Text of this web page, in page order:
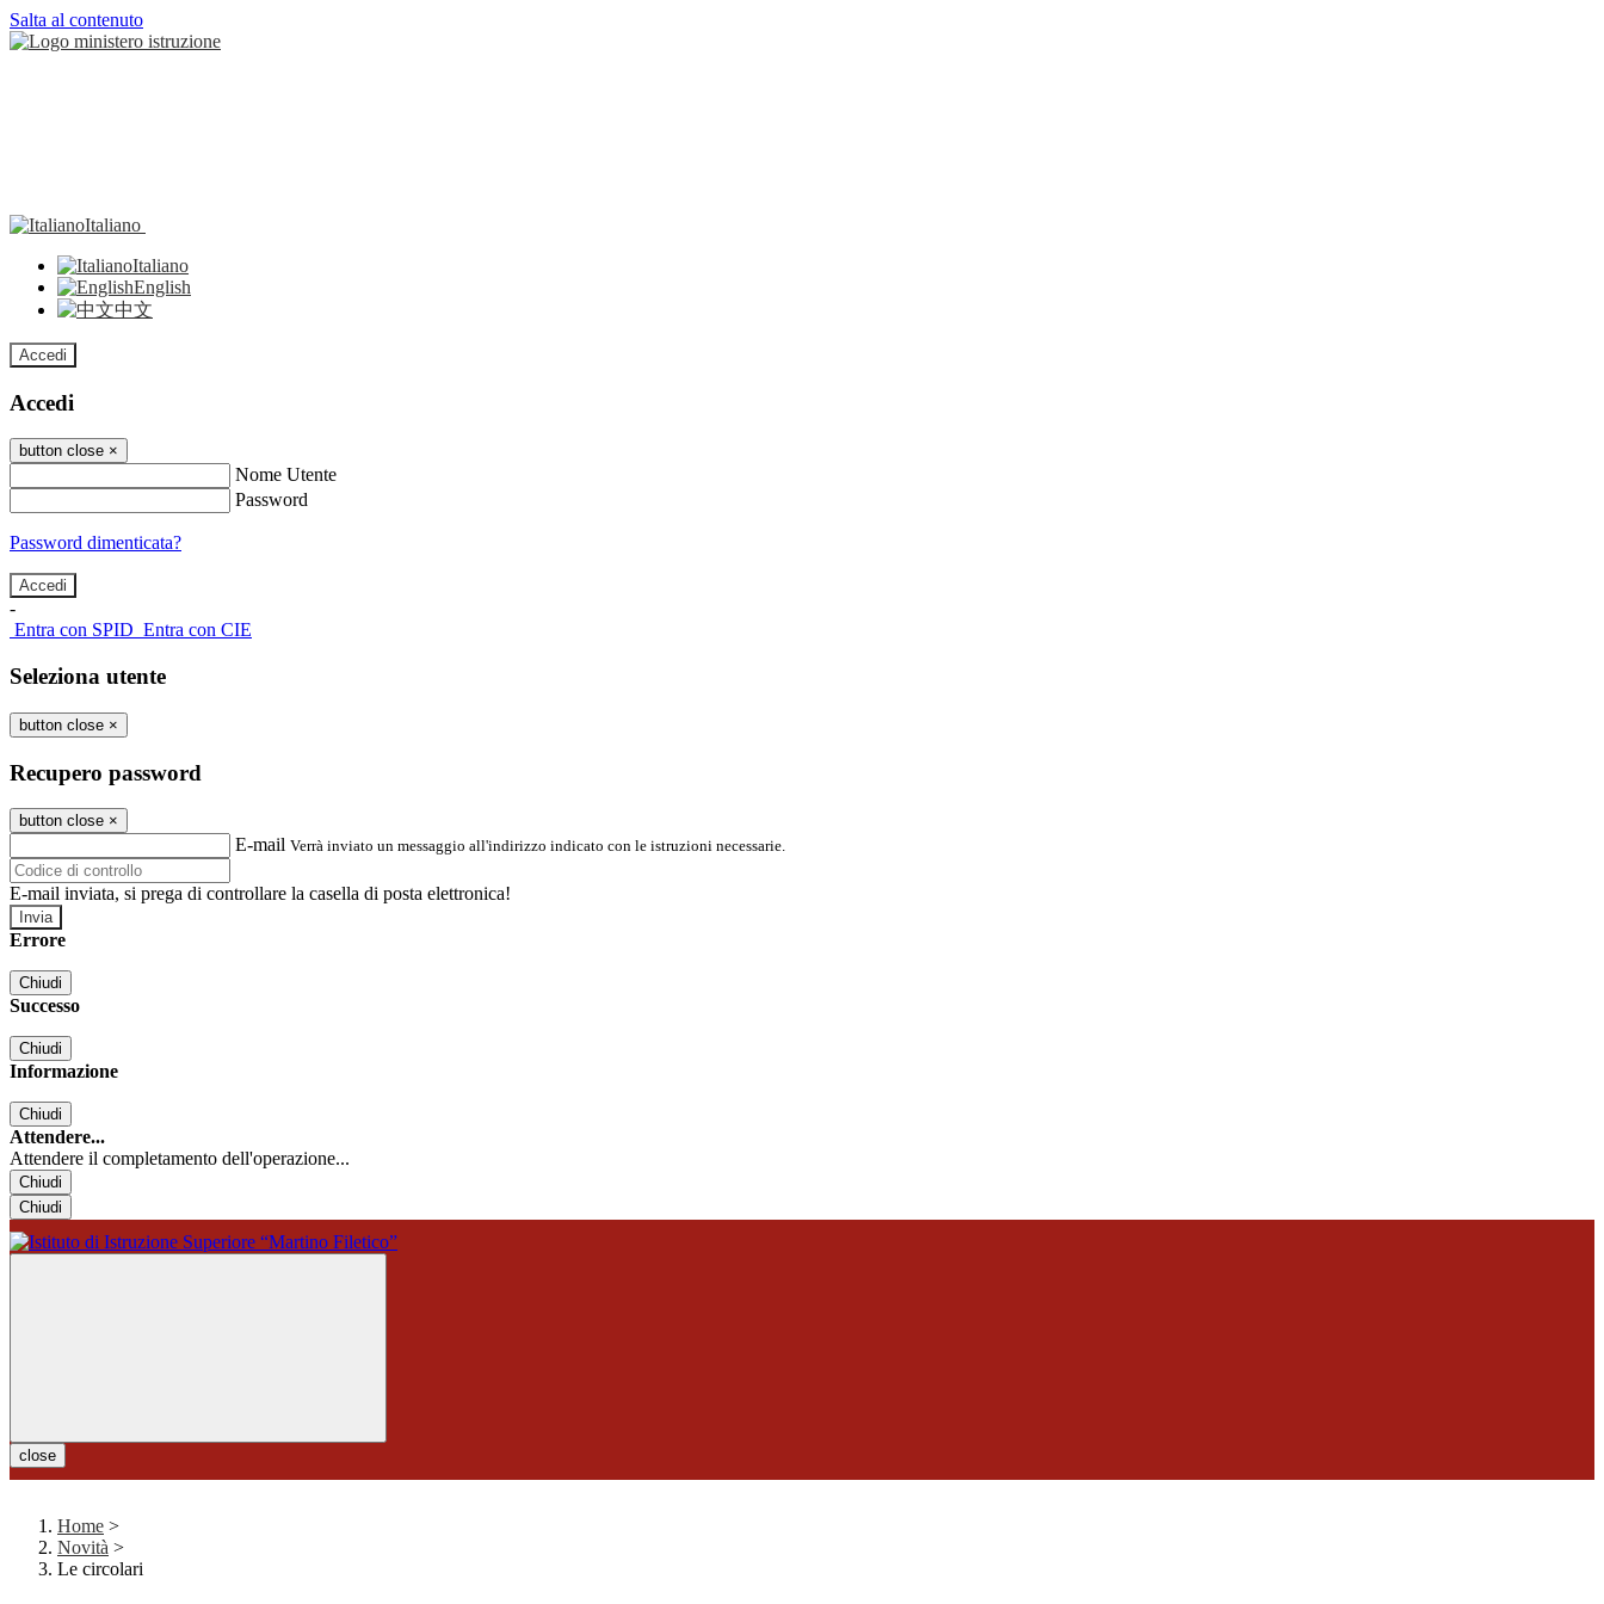
Salta al contenuto
Italiano
Italiano
English
中文
Accedi
Accedi
button close ×
Nome Utente
Password
Password dimenticata?
-
Entra con SPID Entra con CIE
Seleziona utente
button close ×
Recupero password
button close ×
E-mail Verrà inviato un messaggio all'indirizzo indicato con le istruzioni necessarie.
E-mail inviata, si prega di controllare la casella di posta elettronica!
Errore
Chiudi
Successo
Chiudi
Informazione
Chiudi
Attendere...
Attendere il completamento dell'operazione...
Chiudi
Chiudi
close
Home >
Novità >
Le circolari